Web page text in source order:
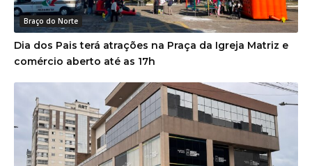
Braço do Norte
Dia dos Pais terá atrações na Praça da Igreja Matriz e
comércio aberto até as 17h